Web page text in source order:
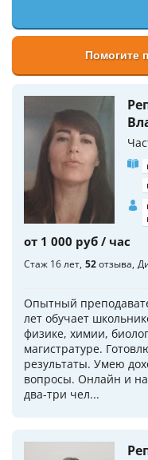
Помогите
от 1 000 руб / час
Стаж 16 лет 52отзыва
Опытный
лет обучает
физике, химии,
магистратуре.
результаты. Умею
вопросы. Онлайн и
два-три чел...